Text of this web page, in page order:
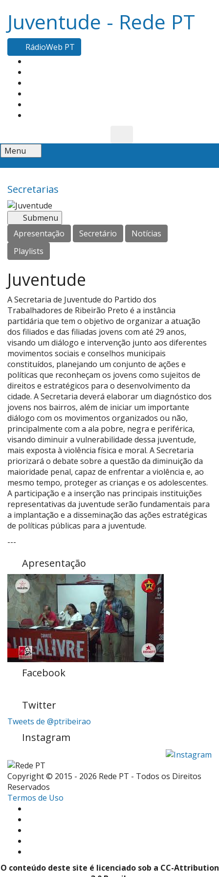
Juventude - Rede PT
RádioWeb PT
Menu
Secretarias
MenuSubmenu
Apresentação
Secretário
Notícias
Playlists
Juventude
A Secretaria de Juventude do Partido dos
Trabalhadores de Ribeirão Preto é a instância
partidária que tem o objetivo de organizar a atuação
dos filiados e das filiadas jovens com até 29 anos,
visando um diálogo e intervenção junto aos diferentes
movimentos sociais e conselhos municipais
constituídos, planejando um conjunto de ações e
políticas que reconheçam os jovens como sujeitos de
direitos e estratégicos para o desenvolvimento da
cidade. A Secretaria deverá elaborar um diagnóstico dos
jovens nos bairros, além de iniciar um importante
diálogo com os movimentos organizados ou não,
principalmente com a ala pobre, negra e periférica,
visando diminuir a vulnerabilidade dessa juventude,
mais exposta à violência física e moral. A Secretaria
priorizará o debate sobre a questão da diminuição da
maioridade penal, capaz de enfrentar a violência e, ao
mesmo tempo, proteger as crianças e os adolescentes.
A participação e a inserção nas principais instituições
representativas da juventude serão fundamentais para
a implantação e a disseminação das ações estratégicas
de políticas públicas para a juventude.
---
Apresentação
Facebook
Twitter
Tweets de @ptribeirao
Instagram
Copyright © 2015 - 2026 Rede PT - Todos os Direitos
Reservados
Termos de Uso
O conteúdo deste site é licenciado sob a CC-Attribution